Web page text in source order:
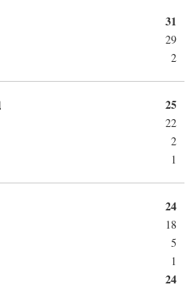
31
29
2
25
22
2
1
24
18
5
1
24